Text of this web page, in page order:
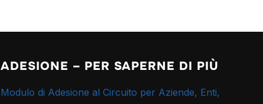
ADESIONE – PER SAPERNE DI PIÙ
Modulo di Adesione al Circuito per Aziende, Enti,